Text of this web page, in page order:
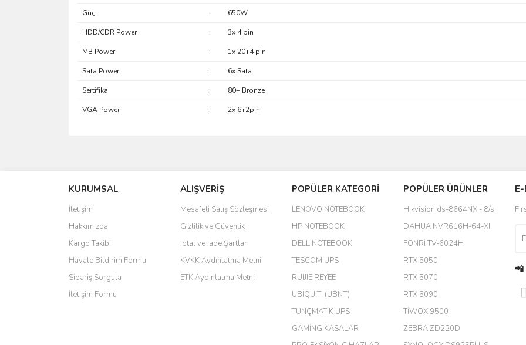
Güç : 650W
HDD/CDR Power : 3x 4 pin
MB Power : 1x 20+4 pin
Sata Power : 6x Sata
Sertifika : 80+ Bronze
VGA Power : 2x 6+2pin
kamera ile 24 izlenmektedir diye küçük bir tabela olsa daha hoş olurdu
Barış Başaran | 04/07/2026
hızlı güvenli bir alışveriş oldu
Yalçın Kaya | 20/06/2026
KURUMSAL
İletişim
Hakkımızda
Kargo Takibi
Havale Bildirim Formu
Sipariş Sorgula
İletişim Formu
ALIŞVERİŞ
Mesafeli Satış Sözleşmesi
Gizlilik ve Güvenlik
İptal ve İade Şartları
KVKK Aydınlatma Metni
ETK Aydınlatma Metni
POPÜLER KATEGORİ
LENOVO NOTEBOOK
HP NOTEBOOK
DELL NOTEBOOK
TESCOM UPS
RUIJIE REYEE
UBIQUITI (UBNT)
TUNÇMATİK UPS
GAMİNG KASALAR
POPÜLER ÜRÜNLER
Hikvision ds-8664NXI-I8/s
DAHUA NVR616H-64-XI
FONRİ TV-6024H
RTX 5050
RTX 5070
RTX 5090
TİWOX 9500
ZEBRA ZD220D